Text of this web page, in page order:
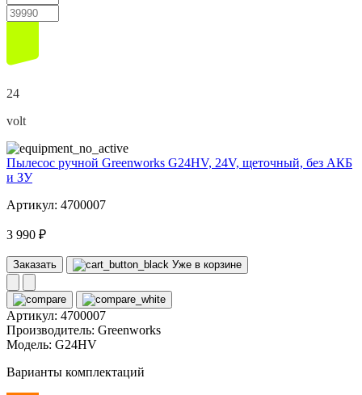
24
volt
Пылесос ручной Greenworks G24HV, 24V, щеточный, без АКБ
и ЗУ
Артикул: 4700007
3 990 ₽
Заказать Уже в корзине
Артикул: 4700007
Производитель: Greenworks
Модель: G24HV
Варианты комплектаций